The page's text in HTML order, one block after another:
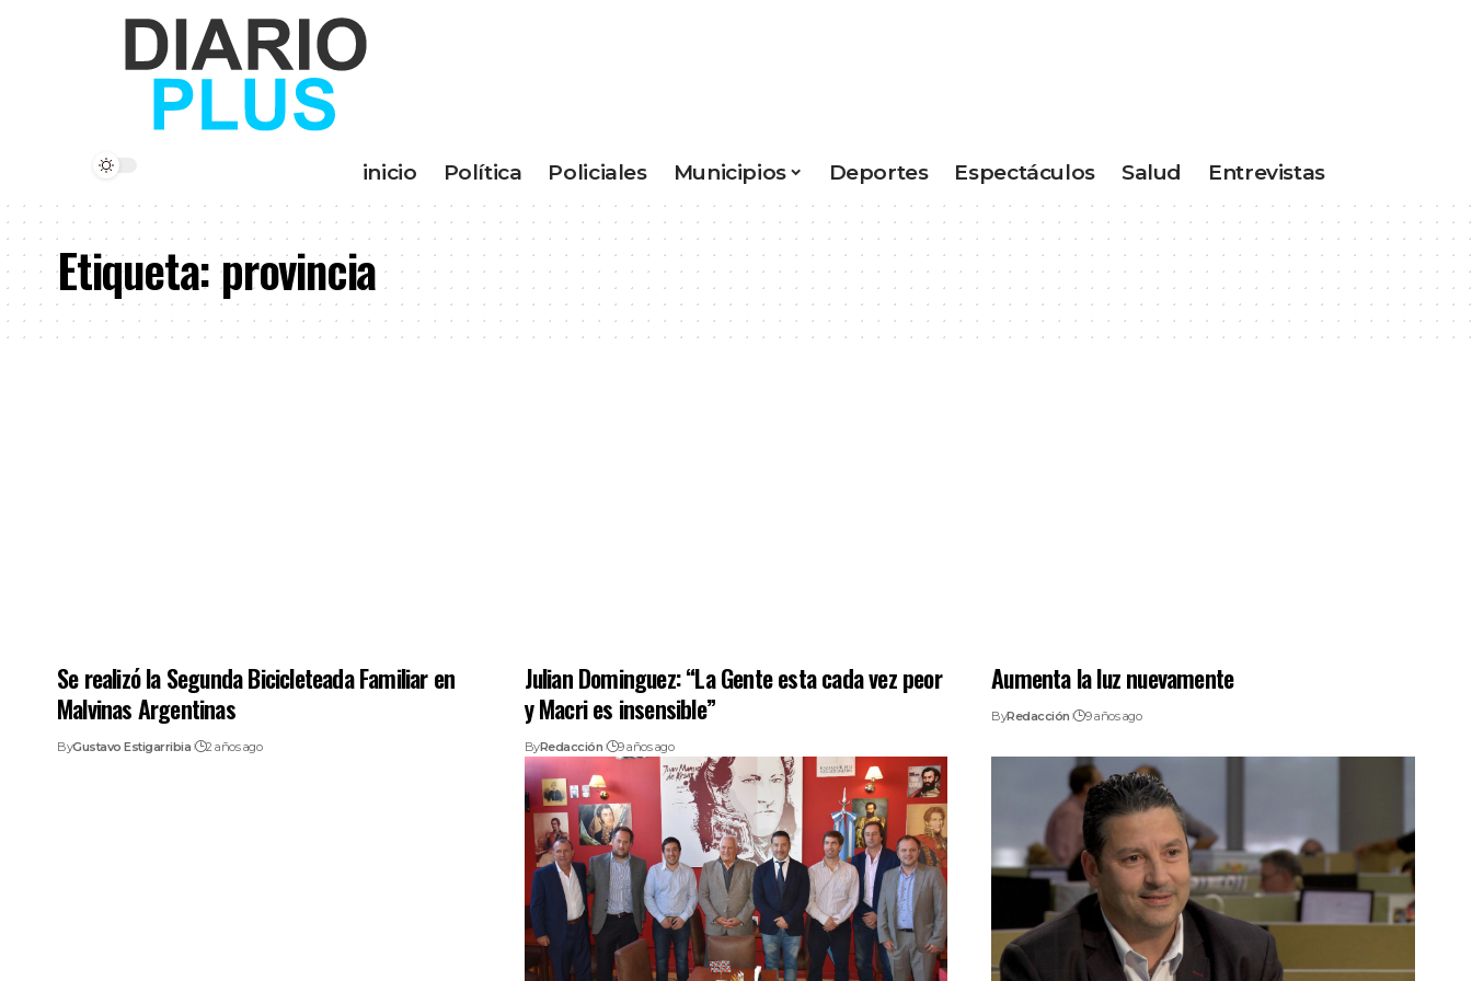
inicio Política Policiales Municipios Deportes Espectáculos Salud Entrevistas
Etiqueta:provincia
Se realizó la Segunda Bicicleteada Familiar en
Malvinas Argentinas
ByGustavo Estigarribia 2 años ago
Julian Dominguez: “La Gente esta cada vez peor
y Macri es insensible”
ByRedacción 9 años ago
Aumenta la luz nuevamente
ByRedacción 9 años ago